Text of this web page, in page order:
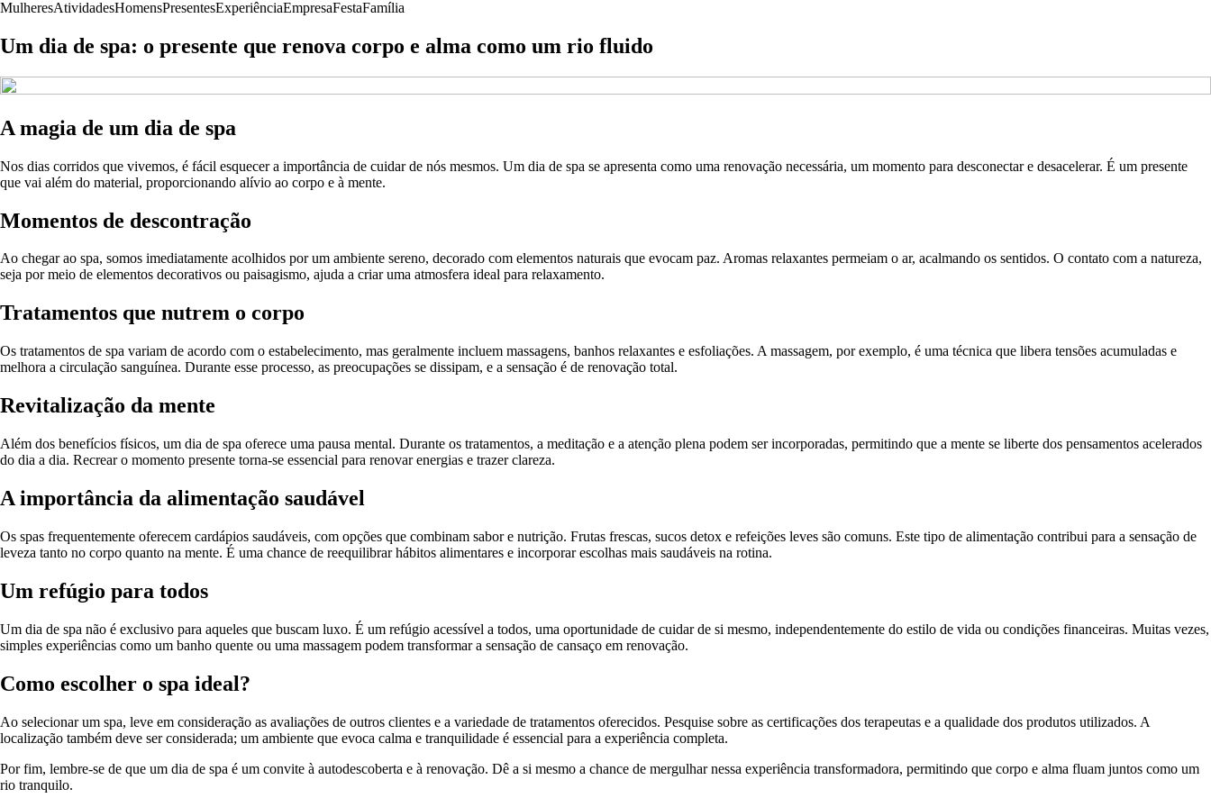
MulheresAtividadesHomensPresentesExperiênciaEmpresaFestaFamília
Um dia de spa: o presente que renova corpo e alma como um rio fluido
A magia de um dia de spa
Nos dias corridos que vivemos, é fácil esquecer a importância de cuidar de nós mesmos. Um dia de spa se apresenta como uma renovação necessária, um momento para desconectar e desacelerar. É um presente
que vai além do material, proporcionando alívio ao corpo e à mente.
Momentos de descontração
Ao chegar ao spa, somos imediatamente acolhidos por um ambiente sereno, decorado com elementos naturais que evocam paz. Aromas relaxantes permeiam o ar, acalmando os sentidos. O contato com a natureza,
seja por meio de elementos decorativos ou paisagismo, ajuda a criar uma atmosfera ideal para relaxamento.
Tratamentos que nutrem o corpo
Os tratamentos de spa variam de acordo com o estabelecimento, mas geralmente incluem massagens, banhos relaxantes e esfoliações. A massagem, por exemplo, é uma técnica que libera tensões acumuladas e
melhora a circulação sanguínea. Durante esse processo, as preocupações se dissipam, e a sensação é de renovação total.
Revitalização da mente
Além dos benefícios físicos, um dia de spa oferece uma pausa mental. Durante os tratamentos, a meditação e a atenção plena podem ser incorporadas, permitindo que a mente se liberte dos pensamentos acelerados
do dia a dia. Recrear o momento presente torna-se essencial para renovar energias e trazer clareza.
A importância da alimentação saudável
Os spas frequentemente oferecem cardápios saudáveis, com opções que combinam sabor e nutrição. Frutas frescas, sucos detox e refeições leves são comuns. Este tipo de alimentação contribui para a sensação de
leveza tanto no corpo quanto na mente. É uma chance de reequilibrar hábitos alimentares e incorporar escolhas mais saudáveis na rotina.
Um refúgio para todos
Um dia de spa não é exclusivo para aqueles que buscam luxo. É um refúgio acessível a todos, uma oportunidade de cuidar de si mesmo, independentemente do estilo de vida ou condições financeiras. Muitas vezes,
simples experiências como um banho quente ou uma massagem podem transformar a sensação de cansaço em renovação.
Como escolher o spa ideal?
Ao selecionar um spa, leve em consideração as avaliações de outros clientes e a variedade de tratamentos oferecidos. Pesquise sobre as certificações dos terapeutas e a qualidade dos produtos utilizados. A
localização também deve ser considerada; um ambiente que evoca calma e tranquilidade é essencial para a experiência completa.
Por fim, lembre-se de que um dia de spa é um convite à autodescoberta e à renovação. Dê a si mesmo a chance de mergulhar nessa experiência transformadora, permitindo que corpo e alma fluam juntos como um
rio tranquilo.